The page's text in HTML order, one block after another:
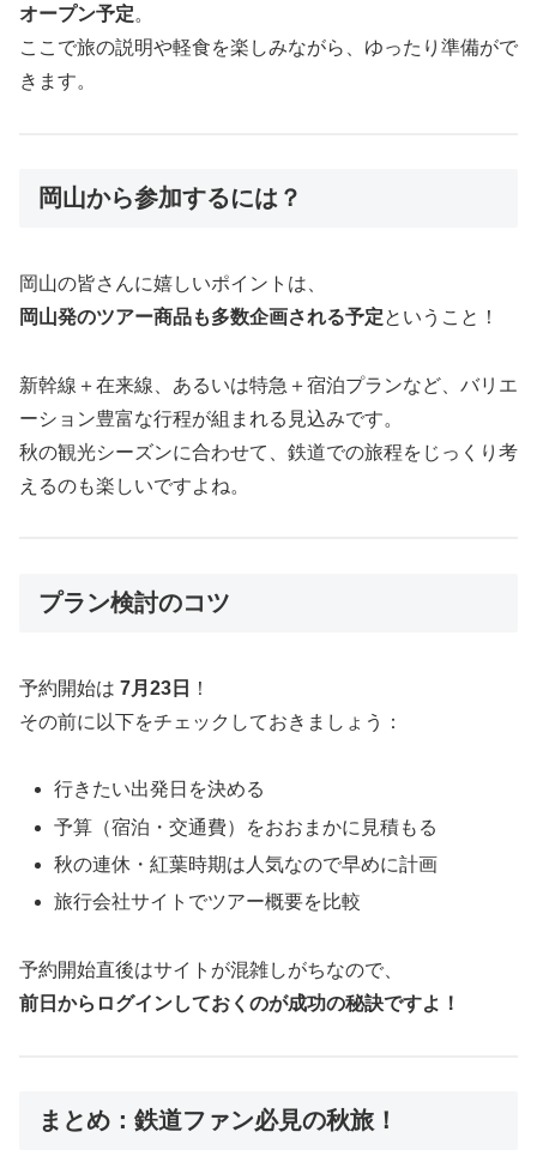
オープン予定。
ここで旅の説明や軽食を楽しみながら、ゆったり準備がで
きます。
岡山から参加するには？
岡山の皆さんに嬉しいポイントは、
岡山発のツアー商品も多数企画される予定ということ！
新幹線＋在来線、あるいは特急＋宿泊プランなど、バリエ
ーション豊富な行程が組まれる見込みです。
秋の観光シーズンに合わせて、鉄道での旅程をじっくり考
えるのも楽しいですよね。
プラン検討のコツ
予約開始は 7月23日
！
その前に以下をチェックしておきましょう：
行きたい出発日を決める
予算（宿泊・交通費）をおおまかに見積もる
秋の連休・紅葉時期は人気なので早めに計画
旅行会社サイトでツアー概要を比較
予約開始直後はサイトが混雑しがちなので、
前日からログインしておくのが成功の秘訣ですよ！
まとめ：鉄道ファン必見の秋旅！